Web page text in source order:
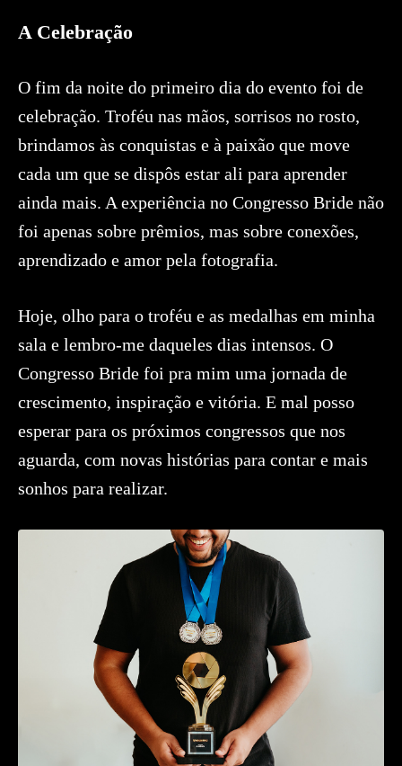
A Celebração
O fim da noite do primeiro dia do evento foi de
celebração. Troféu nas mãos, sorrisos no rosto,
brindamos às conquistas e à paixão que move
cada um que se dispôs estar ali para aprender
ainda mais. A experiência no Congresso Bride não
foi apenas sobre prêmios, mas sobre conexões,
aprendizado e amor pela fotografia.
Hoje, olho para o troféu e as medalhas em minha
sala e lembro-me daqueles dias intensos. O
Congresso Bride foi pra mim uma jornada de
crescimento, inspiração e vitória. E mal posso
esperar para os próximos congressos que nos
aguarda, com novas histórias para contar e mais
sonhos para realizar.